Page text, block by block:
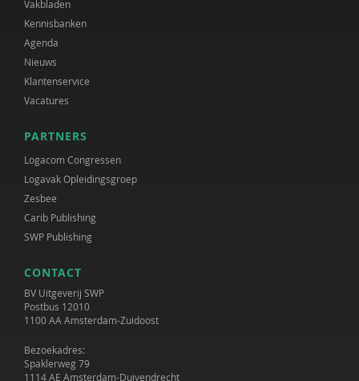
Vakbladen
Kennisbanken
Agenda
Nieuws
Klantenservice
Vacatures
PARTNERS
Logacom Congressen
Logavak Opleidingsgroep
Zesbee
Carib Publishing
SWP Publishing
CONTACT
BV Uitgeverij SWP
Postbus 12010
1100 AA Amsterdam-Zuidoost
Bezoekadres:
Spaklerweg 79
1114 AE Amsterdam-Duivendrecht